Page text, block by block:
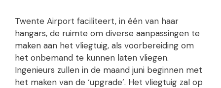
Twente Airport faciliteert, in één van haar
hangars, de ruimte om diverse aanpassingen te
maken aan het vliegtuig, als voorbereiding om
het onbemand te kunnen laten vliegen.
Ingenieurs zullen in de maand juni beginnen met
het maken van de ‘upgrade’. Het vliegtuig zal op